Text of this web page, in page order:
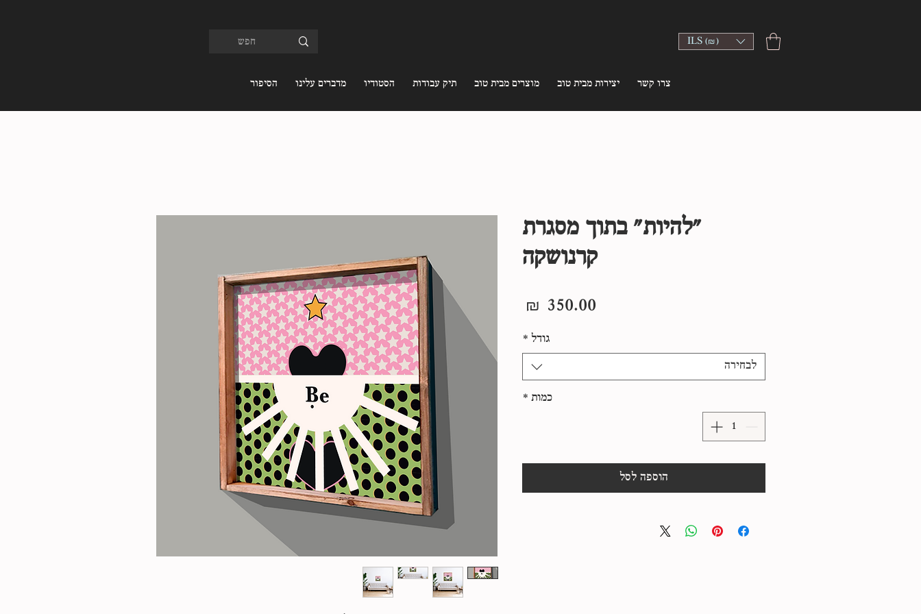
ILS (₪)
הסיפור מדברים עלינו הסטודיו תיק עבודות מוצרים מבית טוב יצירות מבית טוב צרו קשר
״להיות״ בתוך מסגרת
קרנושקה
גודל *
לבחירה
כמות *
הוספה לסל